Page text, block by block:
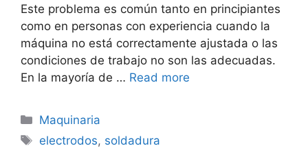
Este problema es común tanto en principiantes
como en personas con experiencia cuando la
máquina no está correctamente ajustada o las
condiciones de trabajo no son las adecuadas.
En la mayoría de … Read more
Categorías
Maquinaria
Etiquetas
electrodos, soldadura